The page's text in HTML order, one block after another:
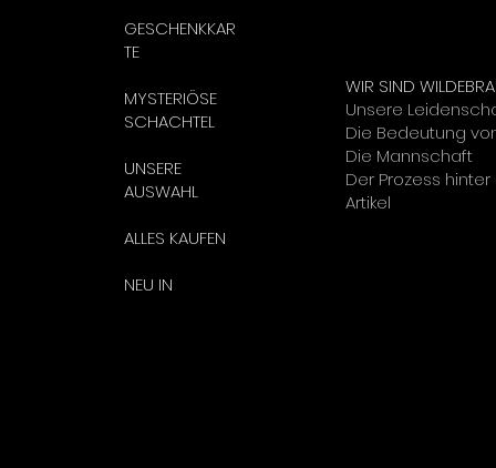
GESCHENKKAR
TE
MYSTERIÖSE
SCHACHTEL
UNSERE
AUSWAHL
ALLES KAUFEN
NEU IN
WIR SIND
Unsere
Die Bedeutung
Die Mannschaft
Der Prozess
Artikel